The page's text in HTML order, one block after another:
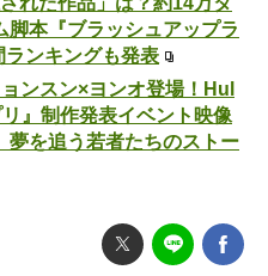
脚本『ブラッシュアップラ
ンキングも発表
ンスン×ヨンオ登場！Hul
』制作発表イベント映像
夢を追う若者たちのストー